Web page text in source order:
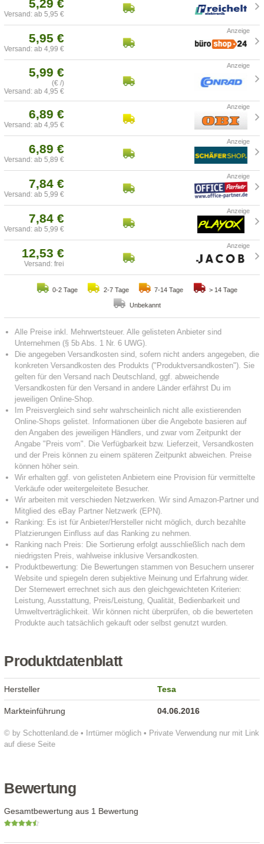
5,29 €
Versand: ab 5,95 €
5,95 €
Versand: ab 4,99 €
5,99 €
(€ /)
Versand: ab 4,95 €
6,89 €
Versand: ab 4,95 €
6,89 €
Versand: ab 5,89 €
7,84 €
Versand: ab 5,99 €
7,84 €
Versand: ab 5,99 €
12,53 €
Versand: frei
0-2 Tage 2-7 Tage 7-14 Tage > 14 Tage
Unbekannt
Produktdatenblatt
© by Schottenland.de • Irrtümer möglich • Private Verwendung nur mit Link
auf diese Seite
Hersteller Tesa
Markteinführung 04.06.2016
Bewertung
Gesamtbewertung aus 1 Bewertung